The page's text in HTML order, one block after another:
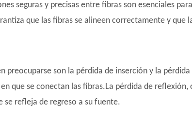
seguras y precisas entre fibras son esenciales
que las fibras se alineen correctamente y que
son la pérdida de inserción y la
que se conectan las fibras.La pérdida de
se refleja de regreso a su fuente.